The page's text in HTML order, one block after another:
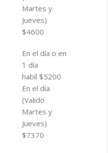
Martes y
Jueves)
$4600
En el día o en
1 día
habíl $5200
En el día
(Valido
Martes y
Jueves)
$7370